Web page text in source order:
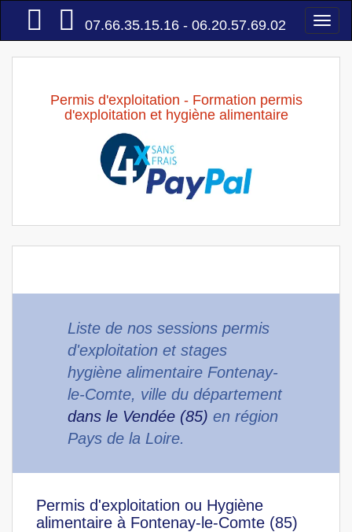
Accueil
07.66.35.15.16 - 06.20.57.69.02
Permis d'exploitation - Formation permis
d'exploitation et hygiène alimentaire
Liste de nos sessions permis
d'exploitation et stages
hygiène alimentaire Fontenay-
le-Comte, ville du département
dans le Vendée (85) en région
Pays de la Loire.
Permis d'exploitation ou Hygiène
alimentaire à Fontenay-le-Comte (85)